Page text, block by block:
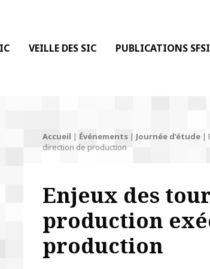
LA COMMUNICATION
VEILLE DES SIC PUBLICATIONS
Accueil | Événements| Journée d’étude|
direction de production
Enjeux des
production
production